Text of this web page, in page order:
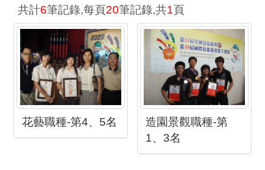
共計6筆記錄,每頁20筆記錄,共1頁
花藝職種-第4、5名
造園景觀職種-第
1、3名